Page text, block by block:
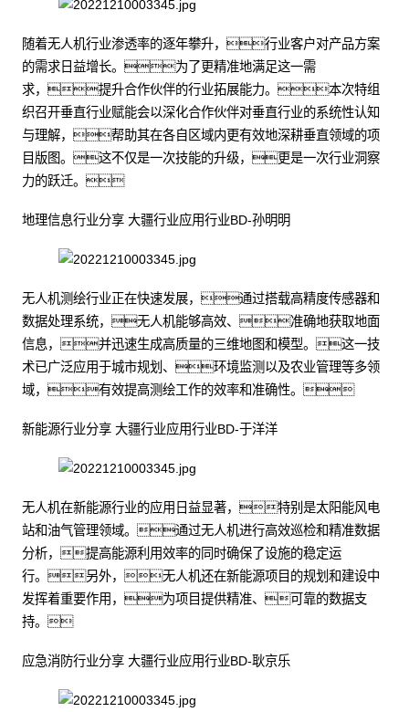
随着无人机行业渗透率的逐年攀升，行业客户对产品方案
的需求日益增长。为了更精准地满足这一需
求，提升合作伙伴的行业拓展能力。本次特组
织召开垂直行业赋能会以深化合作伙伴对垂直行业的系统性认知
与理解，帮助其在各自区域内更有效地深耕垂直领域的项
目版图。这不仅是一次技能的升级，更是一次行业洞察
力的跃迁。
地理信息行业分享 大疆行业应用行业BD-孙明明
无人机测绘行业正在快速发展，通过搭载高精度传感器和
数据处理系统，无人机能够高效、准确地获取地面
信息，并迅速生成高质量的三维地图和模型。这一技
术已广泛应用于城市规划、环境监测以及农业管理等多领
域，有效提高测绘工作的效率和准确性。
新能源行业分享 大疆行业应用行业BD-于洋洋
无人机在新能源行业的应用日益显著，特别是太阳能风电
站和油气管理领域。通过无人机进行高效巡检和精准数据
分析，提高能源利用效率的同时确保了设施的稳定运
行。另外，无人机还在新能源项目的规划和建设中
发挥着重要作用，为项目提供精准、可靠的数据支
持。
应急消防行业分享 大疆行业应用行业BD-耿京乐